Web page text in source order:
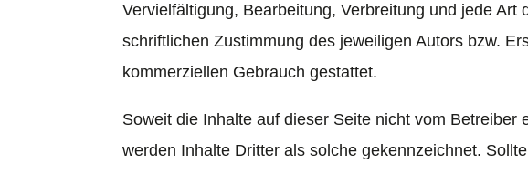
Vervielfältigung, Bearbeitung, Verbreitung und jede
schriftlichen Zustimmung des jeweiligen Autors bzw.
kommerziellen Gebrauch gestattet.
Soweit die Inhalte auf dieser Seite nicht vom
werden Inhalte Dritter als solche gekennzeichnet.